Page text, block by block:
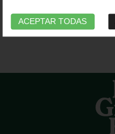
ACEPTAR TODAS